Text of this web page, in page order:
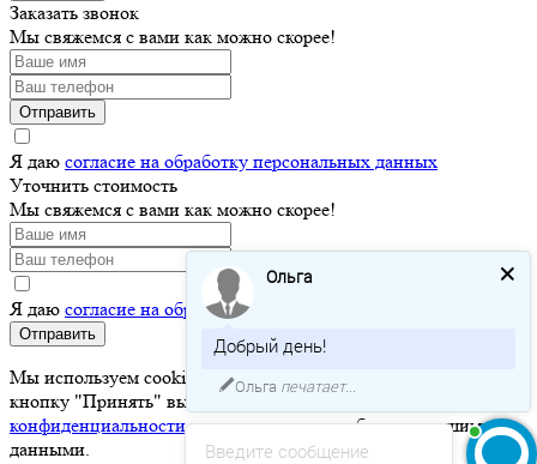
Заказать звонок
Мы свяжемся с вами как можно скорее!
Отправить
Я даю согласие на обработку персональных данных
Уточнить стоимость
Мы свяжемся с вами как можно скорее!
Я даю согласие на обработку персональных данных
Отправить
Мы используем cookie для хранения ваших данных. Нажимая
кнопку "Принять" вы соглашаетесь с
конфиденциальности и разрешаете нам работать с вашими
данными.
Введите сообщение
Ольга
Добрый день!
Ольга печатает...